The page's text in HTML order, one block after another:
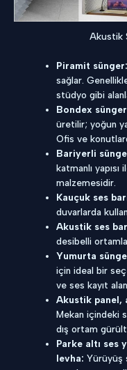
Akustik
Piramit sünger:
sağlar.
stüdyo gibi
Bondex
üretilir; yoğun
Ofis ve
Bariyerli
katmanlı
malzemesidir.
Kauçuk ses
duvarlarda
Akustik ses
desibelli
Yumurta
için ideal bir
ve ses kayıt
Akustik panel,
Mekan içindeki
dış ortam
Parke altı ses
levha: Yürüyüş